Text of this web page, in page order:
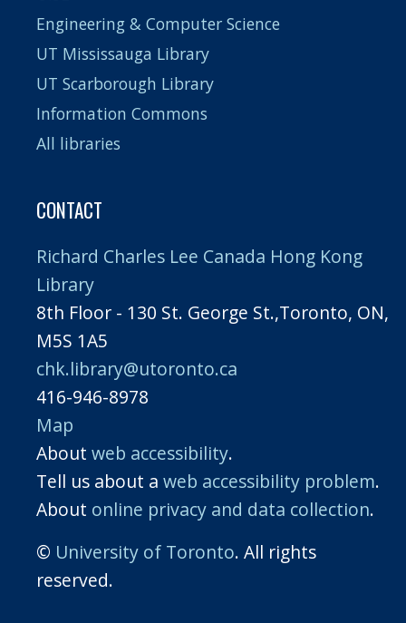
Engineering & Computer Science
UT Mississauga Library
UT Scarborough Library
Information Commons
All libraries
CONTACT
Richard Charles Lee Canada Hong Kong
Library
8th Floor - 130 St. George St.,Toronto, ON,
M5S 1A5
chk.library@utoronto.ca
416-946-8978
Map
About web accessibility.
Tell us about a web accessibility problem.
About online privacy and data collection.
© University of Toronto. All rights
reserved.